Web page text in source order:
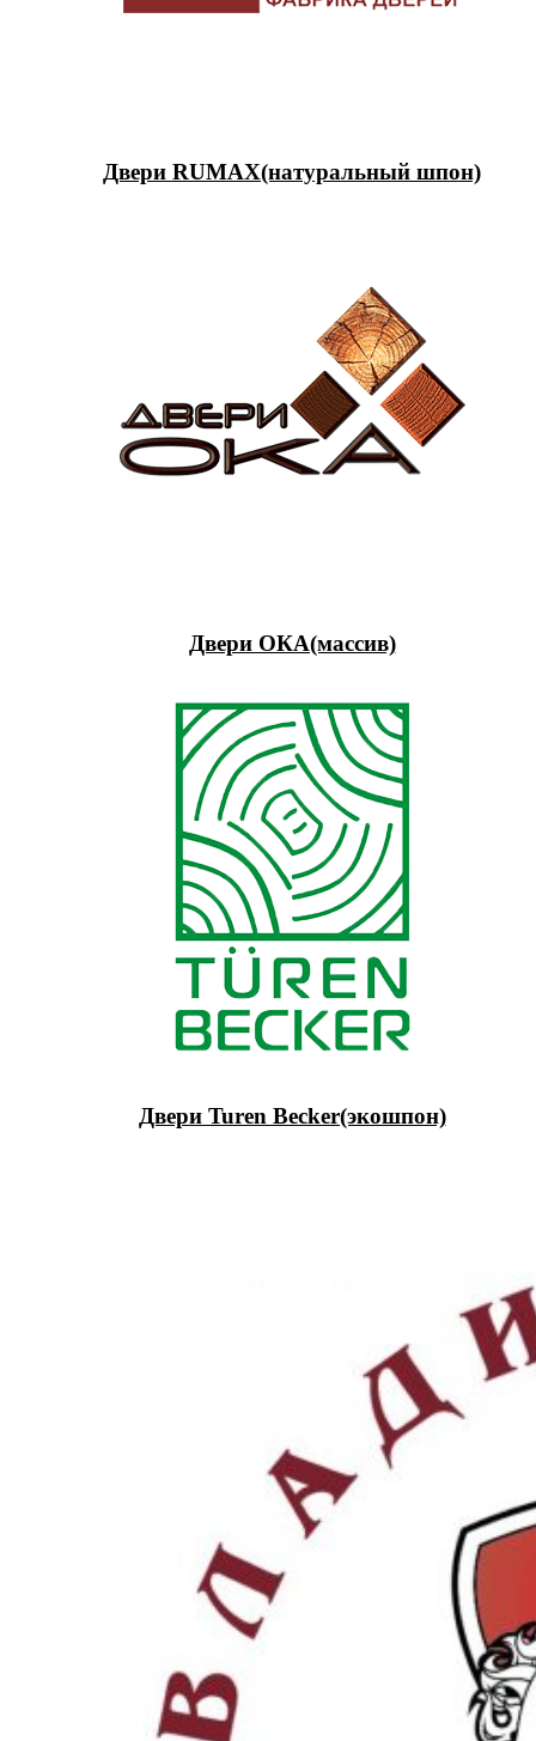
Двери RUMAX(натуральный шпон)
Двери ОКА(массив)
Двери Turen Becker(экошпон)